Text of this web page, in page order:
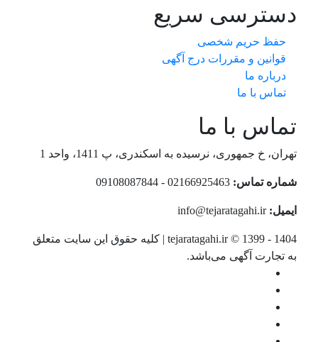
دسترسی سریع
حفظ حریم شخصی
قوانین و مقررات درج آگهی
درباره ما
تماس با ما
تماس با ما
تهران، خ جمهوری، نرسیده به اسکندری، پ 1411، واحد 1
شماره تماس: 02166925463 - 09108087844
ایمیل:info@tejaratagahi.ir
tejaratagahi.ir © 1399 - 1404 | کلیه حقوق این سایت متعلق
به تجارت آگهی می‌باشد.